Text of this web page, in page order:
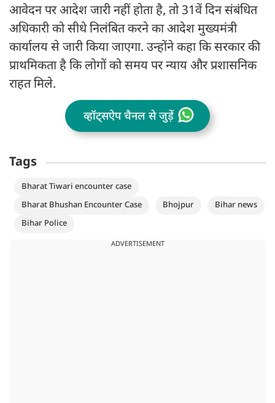
आवेदन पर आदेश जारी नहीं होता है, तो 31वें दिन संबंधित
अधिकारी को सीधे निलंबित करने का आदेश मुख्यमंत्री
कार्यालय से जारी किया जाएगा. उन्होंने कहा कि सरकार की
प्राथमिकता है कि लोगों को समय पर न्याय और प्रशासनिक
राहत मिले.
व्हॉट्सऐप चैनल से जुड़ें
Tags
Bharat Tiwari encounter case
Bharat Bhushan Encounter Case
Bhojpur
Bihar news
Bihar Police
ADVERTISEMENT